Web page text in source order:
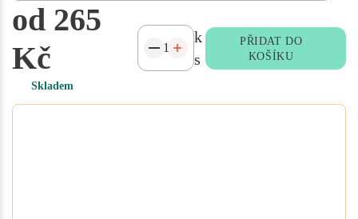
od 265
Kč
Skladem
k
s
PŘIDAT DO
KOŠÍKU